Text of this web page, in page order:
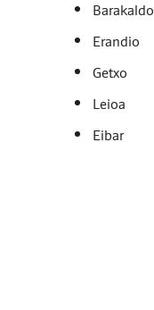
Barakaldo
Erandio
Getxo
Leioa
Eibar